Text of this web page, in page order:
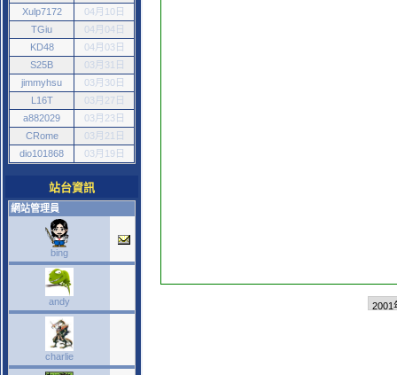
Xulp7172
04月10日
TGiu
04月04日
KD48
04月03日
S25B
03月31日
jimmyhsu
03月30日
L16T
03月27日
a882029
03月23日
CRome
03月21日
dio101868
03月19日
站台資訊
網站管理員
bing
andy
charlie